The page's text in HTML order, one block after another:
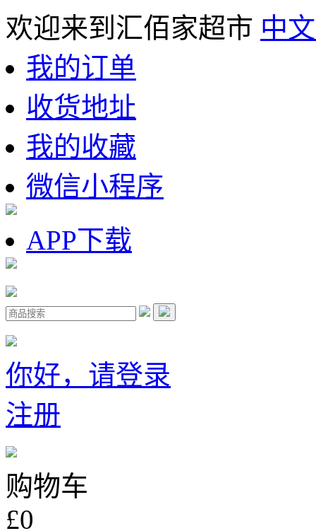
欢迎来到汇佰家超市 中
我的订单
收货地址
我的收藏
微信小程序
APP下载
你好，请登录
注册
购物车
£0